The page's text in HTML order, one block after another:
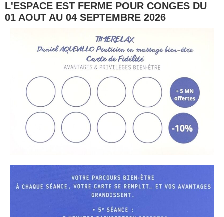
L'ESPACE EST FERME POUR CONGES DU
01 AOUT AU 04 SEPTEMBRE 2026